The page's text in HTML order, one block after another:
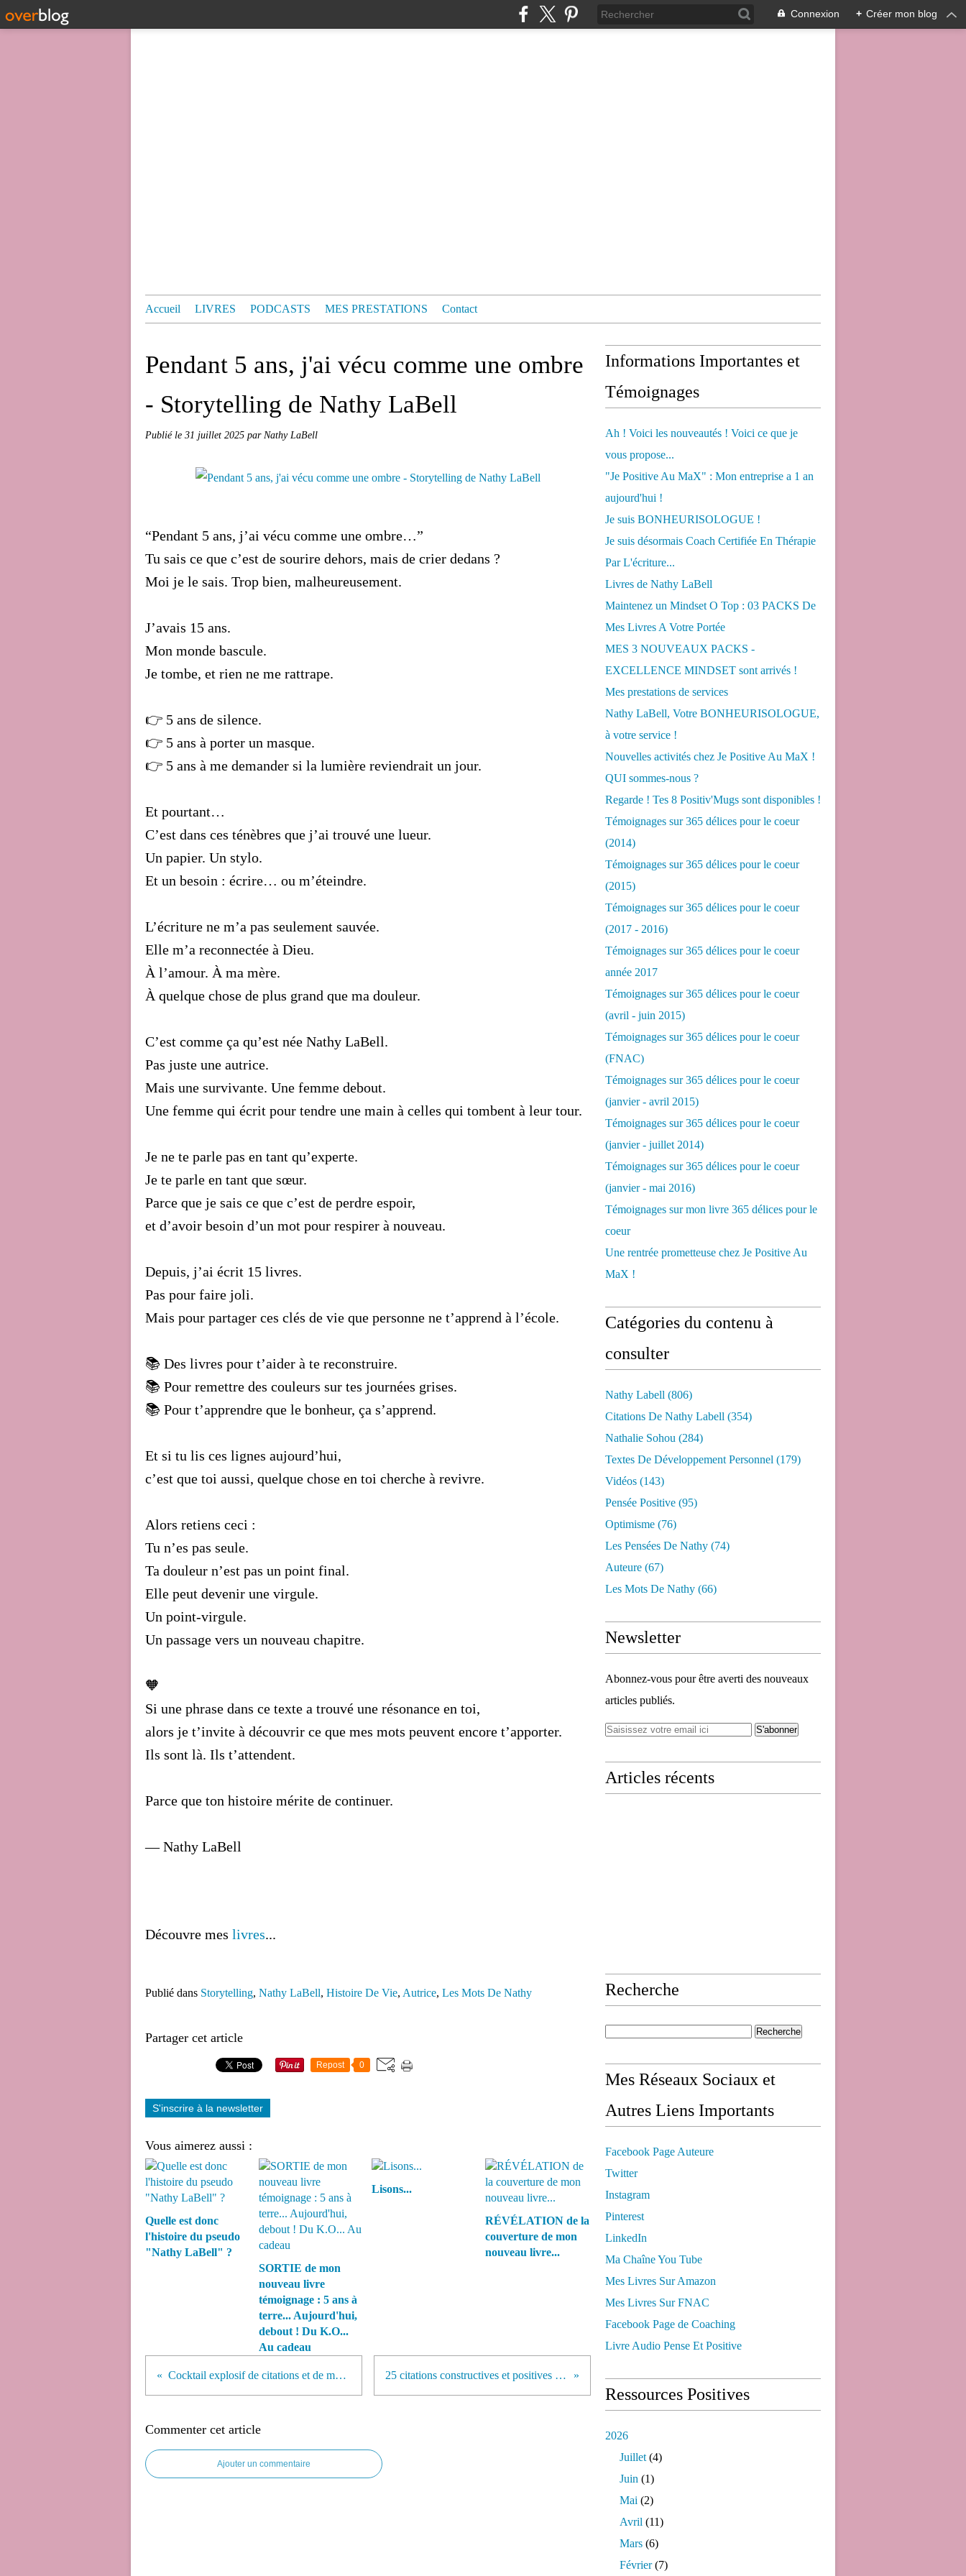
Connexion + Créer mon blog
Accueil LIVRES PODCASTS MES PRESTATIONS Contact
Pendant 5 ans, j'ai vécu comme une ombre
- Storytelling de Nathy LaBell
Publié le 31 juillet 2025 par Nathy LaBell
“Pendant 5 ans, j’ai vécu comme une ombre…”
Tu sais ce que c’est de sourire dehors, mais de crier dedans ?
Moi je le sais. Trop bien, malheureusement.
J’avais 15 ans.
Mon monde bascule.
Je tombe, et rien ne me rattrape.
👉 5 ans de silence.
👉 5 ans à porter un masque.
👉 5 ans à me demander si la lumière reviendrait un jour.
Et pourtant…
C’est dans ces ténèbres que j’ai trouvé une lueur.
Un papier. Un stylo.
Et un besoin : écrire… ou m’éteindre.
L’écriture ne m’a pas seulement sauvée.
Elle m’a reconnectée à Dieu.
À l’amour. À ma mère.
À quelque chose de plus grand que ma douleur.
C’est comme ça qu’est née Nathy LaBell.
Pas juste une autrice.
Mais une survivante. Une femme debout.
Une femme qui écrit pour tendre une main à celles qui tombent à leur tour.
Je ne te parle pas en tant qu’experte.
Je te parle en tant que sœur.
Parce que je sais ce que c’est de perdre espoir,
et d’avoir besoin d’un mot pour respirer à nouveau.
Depuis, j’ai écrit 15 livres.
Pas pour faire joli.
Mais pour partager ces clés de vie que personne ne t’apprend à l’école.
📚 Des livres pour t’aider à te reconstruire.
📚 Pour remettre des couleurs sur tes journées grises.
📚 Pour t’apprendre que le bonheur, ça s’apprend.
Et si tu lis ces lignes aujourd’hui,
c’est que toi aussi, quelque chose en toi cherche à revivre.
Alors retiens ceci :
Tu n’es pas seule.
Ta douleur n’est pas un point final.
Elle peut devenir une virgule.
Un point-virgule.
Un passage vers un nouveau chapitre.
🧡
Si une phrase dans ce texte a trouvé une résonance en toi,
alors je t’invite à découvrir ce que mes mots peuvent encore t’apporter.
Ils sont là. Ils t’attendent.
Parce que ton histoire mérite de continuer.
— Nathy LaBell
Découvre mes livres...
Publié dans Storytelling, Nathy LaBell, Histoire De Vie, Autrice, Les Mots De Nathy
Partager cet article
Repost 0
S'inscrire à la newsletter
Vous aimerez aussi :
Quelle est donc
l'histoire du pseudo
"Nathy LaBell" ?
SORTIE de mon
nouveau livre
témoignage : 5 ans à
terre... Aujourd'hui,
debout ! Du K.O...
Au cadeau
Lisons...
RÉVÉLATION de la
couverture de mon
nouveau livre...
Cocktail explosif de citations et de messages positifs... 25 citations constructives et positives de Nathy LaBell
Commenter cet article
Ajouter un commentaire
Informations Importantes et
Témoignages
Ah ! Voici les nouveautés ! Voici ce que je
vous propose...
"Je Positive Au MaX" : Mon entreprise a 1 an
aujourd'hui !
Je suis BONHEURISOLOGUE !
Je suis désormais Coach Certifiée En Thérapie
Par L'écriture...
Livres de Nathy LaBell
Maintenez un Mindset O Top : 03 PACKS De
Mes Livres A Votre Portée
MES 3 NOUVEAUX PACKS -
EXCELLENCE MINDSET sont arrivés !
Mes prestations de services
Nathy LaBell, Votre BONHEURISOLOGUE,
à votre service !
Nouvelles activités chez Je Positive Au MaX !
QUI sommes-nous ?
Regarde ! Tes 8 Positiv'Mugs sont disponibles !
Témoignages sur 365 délices pour le coeur
(2014)
Témoignages sur 365 délices pour le coeur
(2015)
Témoignages sur 365 délices pour le coeur
(2017 - 2016)
Témoignages sur 365 délices pour le coeur
année 2017
Témoignages sur 365 délices pour le coeur
(avril - juin 2015)
Témoignages sur 365 délices pour le coeur
(FNAC)
Témoignages sur 365 délices pour le coeur
(janvier - avril 2015)
Témoignages sur 365 délices pour le coeur
(janvier - juillet 2014)
Témoignages sur 365 délices pour le coeur
(janvier - mai 2016)
Témoignages sur mon livre 365 délices pour le
coeur
Une rentrée prometteuse chez Je Positive Au
MaX !
Catégories du contenu à
consulter
Nathy Labell (806)
Citations De Nathy Labell (354)
Nathalie Sohou (284)
Textes De Développement Personnel (179)
Vidéos (143)
Pensée Positive (95)
Optimisme (76)
Les Pensées De Nathy (74)
Auteure (67)
Les Mots De Nathy (66)
Newsletter
Abonnez-vous pour être averti des nouveaux
articles publiés.
Articles récents
Recherche
Mes Réseaux Sociaux et
Autres Liens Importants
Facebook Page Auteure
Twitter
Instagram
Pinterest
LinkedIn
Ma Chaîne You Tube
Mes Livres Sur Amazon
Mes Livres Sur FNAC
Facebook Page de Coaching
Livre Audio Pense Et Positive
Ressources Positives
2026
Juillet (4)
Juin (1)
Mai (2)
Avril (11)
Mars (6)
Février(7)